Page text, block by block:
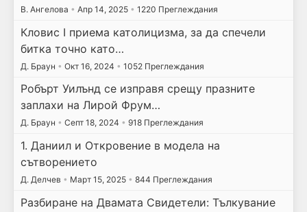
В. Ангелова • Апр 14, 2025 • 1220 Преглеждания
Кловис I приема католицизма, за да спечели
битка точно като…
Д. Браун • Окт 16, 2024 • 1052 Преглеждания
Робърт Уилънд се изправя срещу празните
заплахи на Лирой Фрум…
Д. Браун • Септ 18, 2024 • 918 Преглеждания
1. Даниил и Откровение в модела на
сътворението
Д. Делчев • Март 15, 2025 • 844 Преглеждания
Разбиране на Двамата Свидетели: Тълкувание